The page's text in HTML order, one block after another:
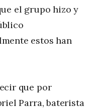
el grupo hizo y
estos han
que por
Parra, baterista